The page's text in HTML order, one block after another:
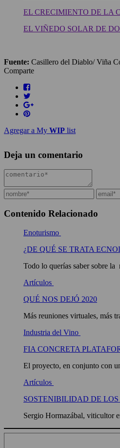
EL CRECIMIENTO DE LA
EL VIÑEDO SOLAR DE
Fuente: Casillero del Diablo/ Viña
Comparte
Agregar a My WIP list
Deja un comentario
Contenido Relacionado
Enoturismo
¿DE QUÉ SE TRATA
Todo lo querías saber sobre la
Artículos
QUÉ NOS DEJÓ 2020
Más reuniones virtuales, más
Industria del Vino
FIA CONCRETA
El proyecto, en conjunto con
Artículos
SOSTENIBILIDAD DE
Sergio Hormazábal, viticultor